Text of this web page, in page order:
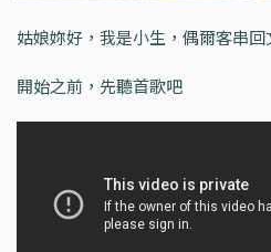
姑娘妳好，我是小生，偶爾客串
開始之前，先聽首歌吧